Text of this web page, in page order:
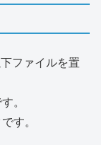
ファイルを置
。
す。